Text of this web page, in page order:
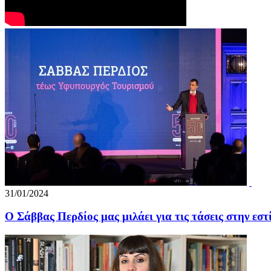
31/01/2024
Ο Σάββας Περδίος μας μιλάει για τις τάσεις στην